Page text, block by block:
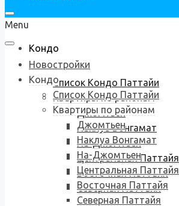
Кондо
Список Кондо Паттайи
Квартиры по районам
Джомтьен
Наклуа Вонгамат
На-Джомтьен
Центральная Паттайя
Восточная Паттайя
Северная Паттайя
Menu
Новостройки
Кондо
Список Кондо Паттайи
Квартиры по районам
Джомтьен
Наклуа Вонгамат
На-Джомтьен
Центральная Паттайя
Восточная Паттайя
Северная Паттайя